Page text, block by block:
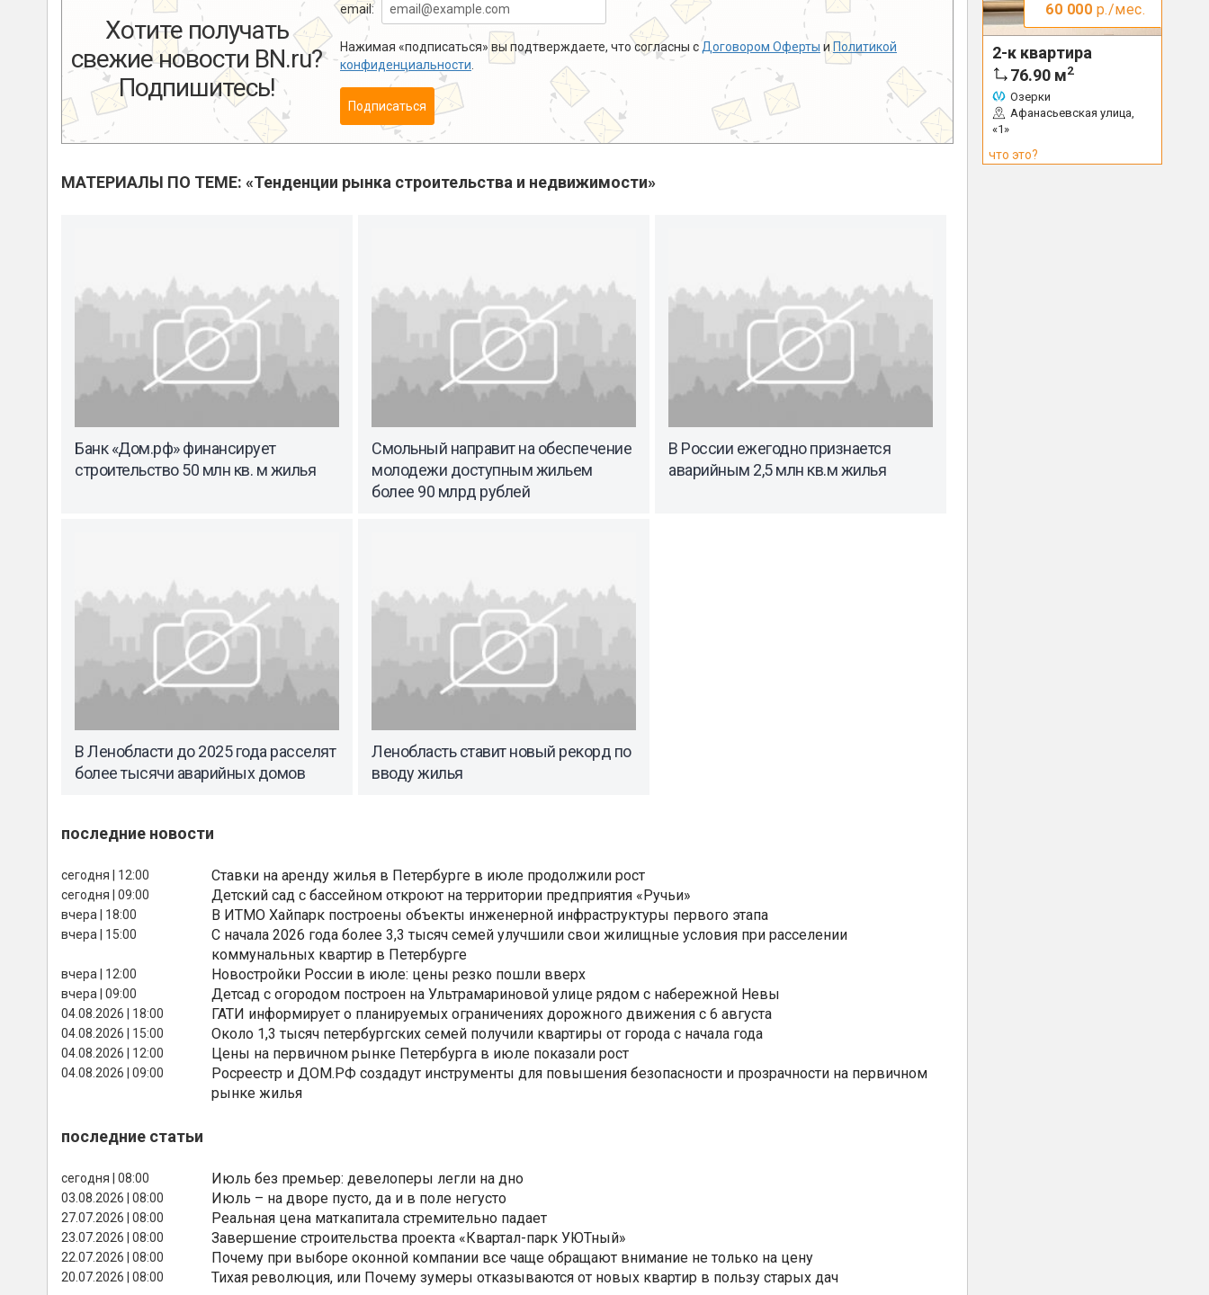
Хотите получать
свежие новости BN.ru?
Подпишитесь!
email:
Нажимая «подписаться» вы подтверждаете, что согласны с Договором Оферты и Политикой
конфиденциальности
Подписаться
МАТЕРИАЛЫ ПО ТЕМЕ: «Тенденции рынка строительства и недвижимости»
Банк «Дом.рф» финансирует
строительство 50 млн кв. м жилья
Смольный направит на обеспечение
молодежи доступным жильем
более 90 млрд рублей
В России ежегодно признается
аварийным 2,5 млн кв.м жилья
В Ленобласти до 2025 года расселят
более тысячи аварийных домов
Ленобласть ставит новый рекорд по
вводу жилья
последние новости
сегодня | 12:00 Ставки на аренду жилья в Петербурге в июле продолжили рост
сегодня | 09:00 Детский сад с бассейном откроют на территории предприятия «Ручьи»
вчера | 18:00 В ИТМО Хайпарк построены объекты инженерной инфраструктуры первого этапа
вчера | 15:00
С начала 2026 года более 3,3 тысяч семей улучшили свои жилищные условия при расселении
коммунальных квартир в Петербурге
вчера | 12:00 Новостройки России в июле: цены резко пошли вверх
вчера | 09:00 Детсад с огородом построен на Ультрамариновой улице рядом с набережной Невы
04.08.2026 | 18:00 ГАТИ информирует о планируемых ограничениях дорожного движения с 6 августа
04.08.2026 | 15:00 Около 1,3 тысяч петербургских семей получили квартиры от города с начала года
04.08.2026 | 12:00 Цены на первичном рынке Петербурга в июле показали рост
04.08.2026 | 09:00
Росреестр и ДОМ.РФ создадут инструменты для повышения безопасности и прозрачности на первичном
рынке жилья
последние статьи
сегодня | 08:00 Июль без премьер: девелоперы легли на дно
03.08.2026 | 08:00 Июль – на дворе пусто, да и в поле негусто
27.07.2026 | 08:00 Реальная цена маткапитала стремительно падает
23.07.2026 | 08:00 Завершение строительства проекта «Квартал-парк УЮТный»
22.07.2026 | 08:00 Почему при выборе оконной компании все чаще обращают внимание не только на цену
20.07.2026 | 08:00 Тихая революция, или Почему зумеры отказываются от новых квартир в пользу старых дач
60 000 р./мес.
2-к квартира
76.90 м2
Озерки
Афанасьевская улица,
«1»
что это?